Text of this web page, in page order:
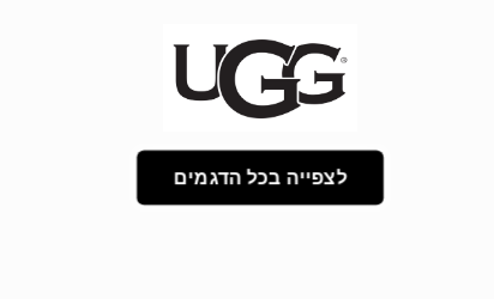
לצפייה בכל הדגמים